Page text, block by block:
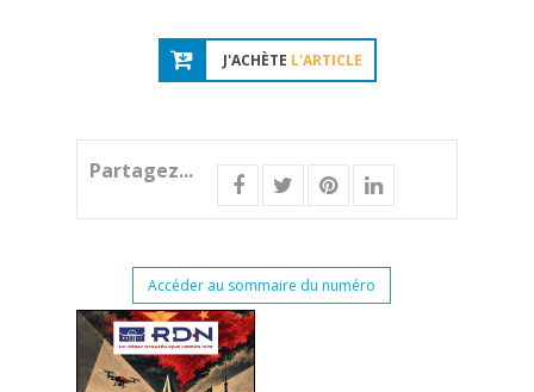
J'ACHÈTE L'ARTICLE
Partagez...
Accéder au sommaire du numéro